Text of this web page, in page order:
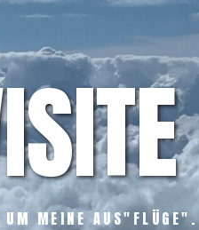
UM MEINE AUS"FLÜGE".